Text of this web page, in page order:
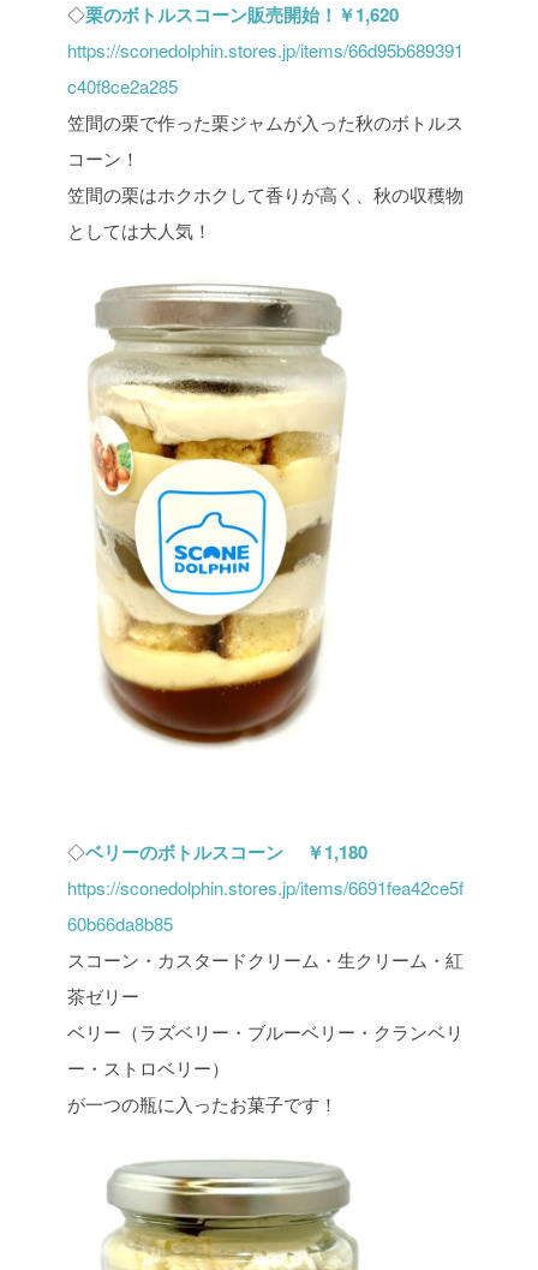
◇栗のボトルスコーン販売開始！￥1,620
https://sconedolphin.stores.jp/items/66d95b689391
c40f8ce2a285
笠間の栗で作った栗ジャムが入った秋のボトルス
コーン！
笠間の栗はホクホクして香りが高く、秋の収穫物
としては大人気！
◇ベリーのボトルスコーン ￥1,180
https://sconedolphin.stores.jp/items/6691fea42ce5f
60b66da8b85
スコーン・カスタードクリーム・生クリーム・紅
茶ゼリー
ベリー（ラズベリー・ブルーベリー・クランベリ
ー・ストロベリー）
が一つの瓶に入ったお菓子です！